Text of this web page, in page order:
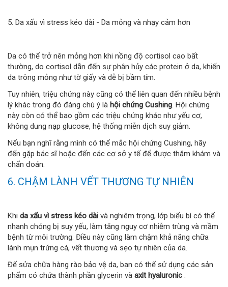
5. Da xấu vì stress kéo dài - Da mỏng và nhạy cảm hơn
Da có thể trở nên mỏng hơn khi nồng độ cortisol cao bất
thường, do cortisol dẫn đến sự phân hủy các protein ở da, khiến
da trông mỏng như tờ giấy và dễ bị bầm tím.
Tuy nhiên, triệu chứng này cũng có thể liên quan đến nhiều bệnh
lý khác trong đó đáng chú ý là hội chứng Cushing. Hội chứng
này còn có thể bao gồm các triệu chứng khác như yếu cơ,
không dung nạp glucose, hệ thống miễn dịch suy giảm.
Nếu bạn nghĩ rằng mình có thể mắc hội chứng Cushing, hãy
đến gặp bác sĩ hoặc đến các cơ sở y tế để được thăm khám và
chẩn đoán.
6. CHẬM LÀNH VẾT THƯƠNG TỰ NHIÊN
Khi da xấu vì stress kéo dài và nghiêm trọng, lớp biểu bì có thể
nhanh chóng bị suy yếu, làm tăng nguy cơ nhiễm trùng và mầm
bệnh từ môi trường. Điều này cũng làm chậm khả năng chữa
lành mụn trứng cá, vết thương và sẹo tự nhiên của da.
Để sửa chữa hàng rào bảo vệ da, bạn có thể sử dụng các sản
phẩm có chứa thành phần glycerin và axit hyaluronic .